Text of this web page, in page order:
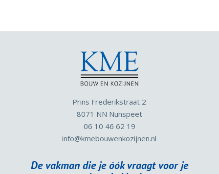
Prins Frederikstraat 2
8071 NN Nunspeet
06 10 46 62 19
info@kmebouwenkozijnen.nl
De vakman die je óók vraagt voor je